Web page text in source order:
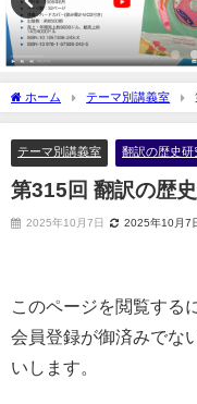
ホーム テーマ別講義室
テーマ別講義室 翻訳の歴史研
第315回 翻訳の歴
2025年10月7日 2025年10月7
このページを閲覧する
会員登録が御済みでな
いします。